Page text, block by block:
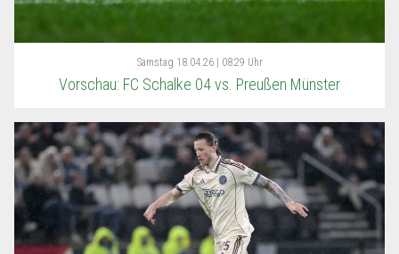
Samstag 18.04.26 | 08:29 Uhr
Vorschau: FC Schalke 04 vs. Preußen Münster